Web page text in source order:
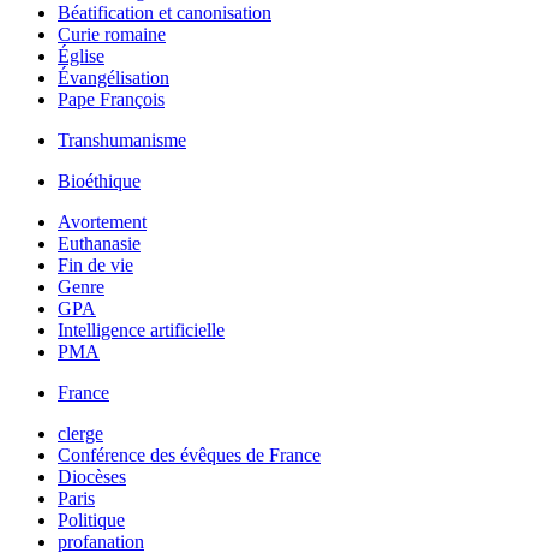
Béatification et canonisation
Curie romaine
Église
Évangélisation
Pape François
Transhumanisme
Bioéthique
Avortement
Euthanasie
Fin de vie
Genre
GPA
Intelligence artificielle
PMA
France
clerge
Conférence des évêques de France
Diocèses
Paris
Politique
profanation